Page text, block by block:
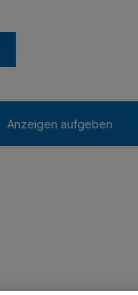
Anzeigen aufgeben